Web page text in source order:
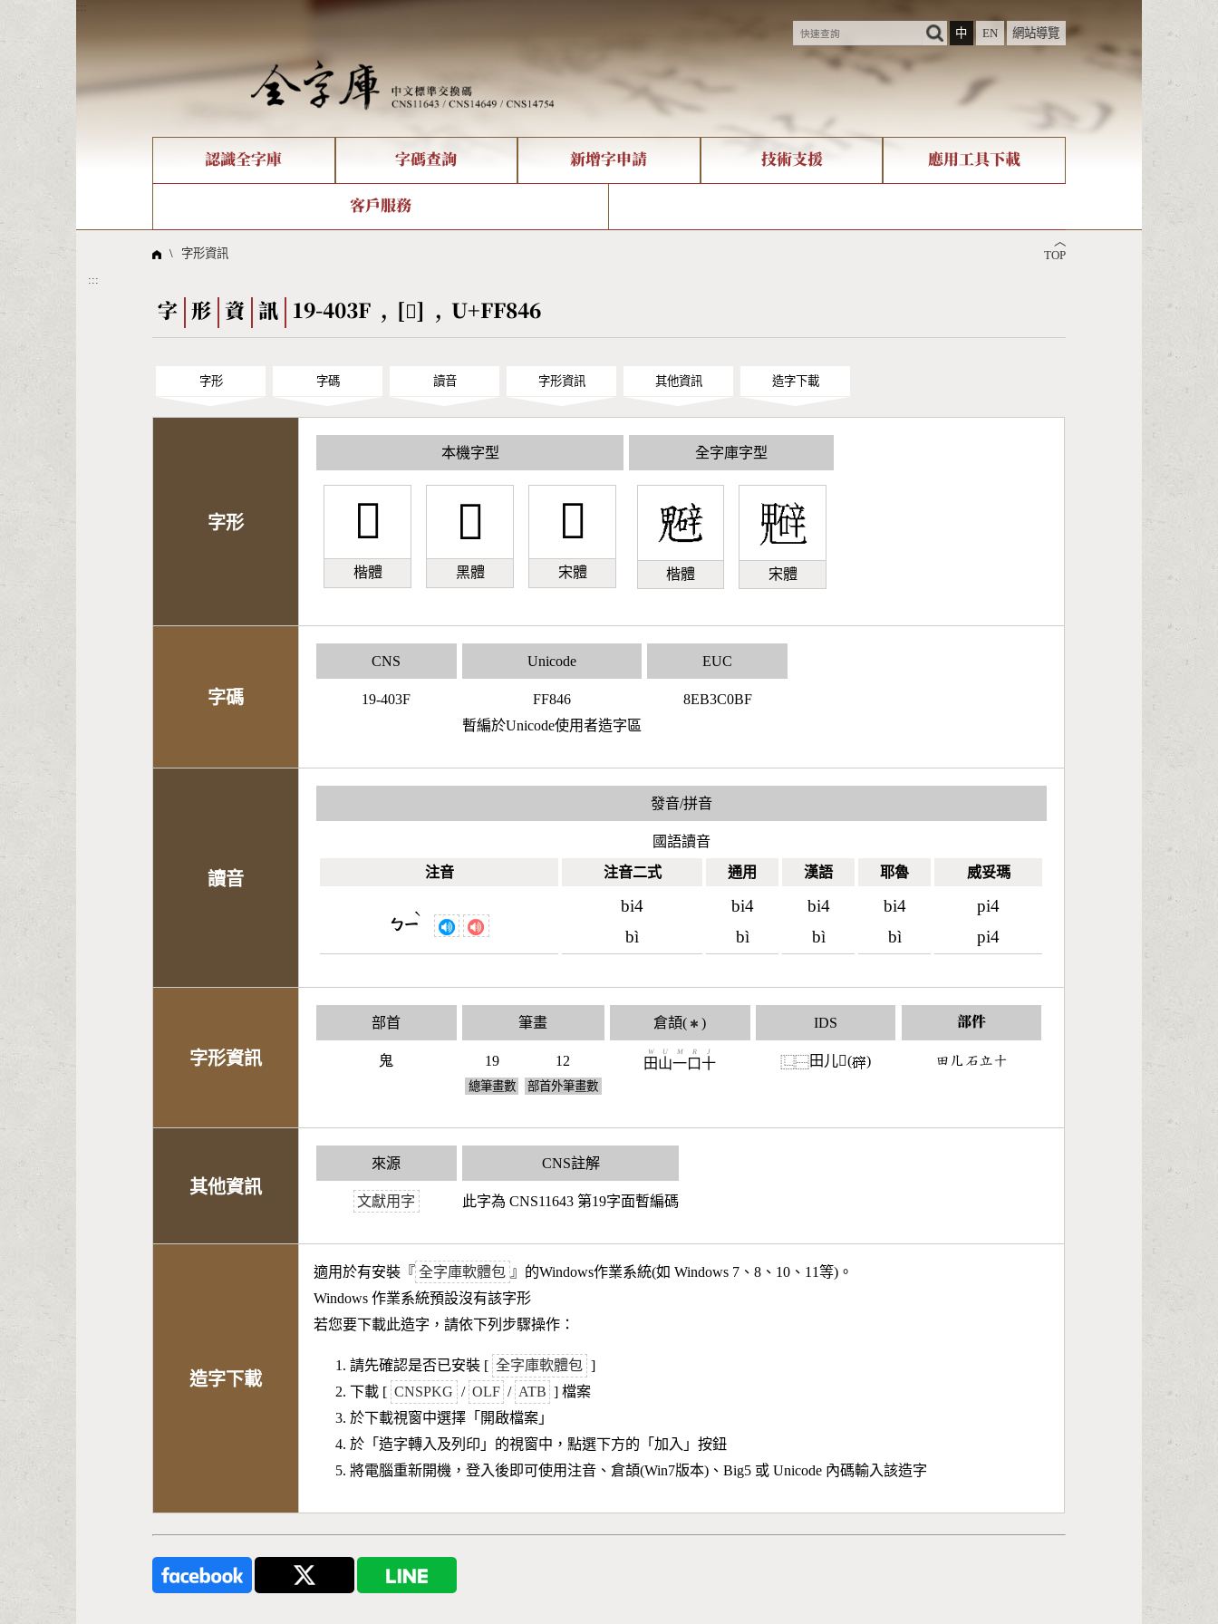
:::
中
EN 網站導覽
認識全字庫
全字庫現況
線上教學
字碼查詢
部件查詢
倉頡查詢
Big5查詢 拼音查詢
新增字申請 技術支援
造字解決方案
應用工具下載
字形下載
客戶服務
問題集
︿
TOP
\ 字形資訊
:::
字 形 資 訊 19-403F , [󿡆] , U+FF846
字形 字碼 讀音 字形資訊 其他資訊 造字下載
字形
本機字型
󿡆
楷體
󿡆
黑體
󿡆
宋體
全字庫字型
楷體 宋體
字碼
CNS
19-403F
Unicode
FF846
暫編於Unicode使用者造字區
EUC
8EB3C0BF
讀音
發音/拼音
國語讀音
注音
注音二式 通用 漢語 耶魯 威妥瑪
ㄅㄧ
ˋ
bi4
bì
bi4
bì
bi4
bì
bi4
bì
pi4
pi4
字形資訊
部首
鬼
筆畫
19
總筆畫數
12
部首外筆畫數
倉頡( ✱ )
田
W
山
U
一
M
口
R
十
J
IDS
⿺⿱田儿𪿢( )
部件
󶄬󶀶󶄢󶅒󶀓
其他資訊
來源
文獻用字
CNS註解
此字為 CNS11643 第19字面暫編碼
造字下載
適用於有安裝『 全字庫軟體包 』的Windows作業系統(如 Windows 7、8、10、11等)。
Windows 作業系統預設沒有該字形
若您要下載此造字，請依下列步驟操作：
請先確認是否已安裝 [ 全字庫軟體包 ]
下載 [ CNSPKG / OLF / ATB ] 檔案
於下載視窗中選擇「開啟檔案」
於「造字轉入及列印」的視窗中，點選下方的「加入」按鈕
將電腦重新開機，登入後即可使用注音、倉頡(Win7版本)、Big5 或 Unicode 內碼輸入該造字